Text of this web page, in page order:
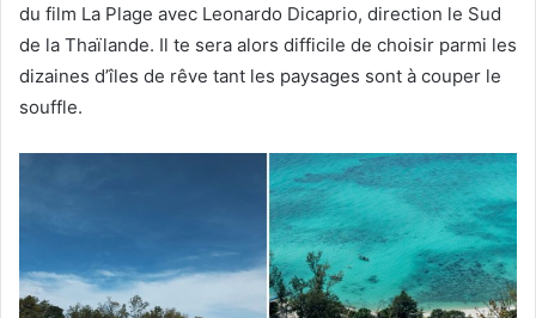
du film La Plage avec Leonardo Dicaprio, direction le Sud
de la Thaïlande. Il te sera alors difficile de choisir parmi les
dizaines d’îles de rêve tant les paysages sont à couper le
souffle.